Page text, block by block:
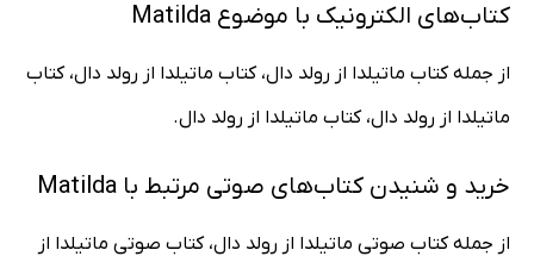
کتاب‌های الکترونیک با موضوع Matilda
از جمله کتاب ماتیلدا از رولد دال، کتاب ماتیلدا از رولد دال، کتاب
ماتیلدا از رولد دال، کتاب ماتیلدا از رولد دال.
خرید و شنیدن کتاب‌های صوتی مرتبط با Matilda
از جمله کتاب صوتی ماتیلدا از رولد دال، کتاب صوتی ماتیلدا از